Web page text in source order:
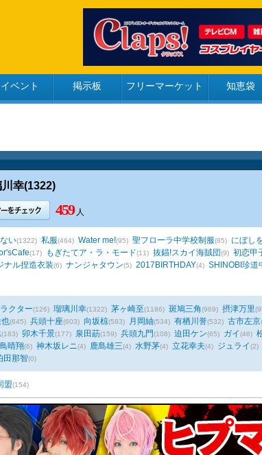
イベント 掲示板 フリーマーケット 知恵袋
幸(1322)
459人
い(1322) 私服(464) Water me!(95) 聖フローラ中学校制服(85) にぼし
(17) もぎたてア・ラ・モード(11) 抜錨!スカイ海賊団(9) 初恋甲
ナル捏造衣装(6) ナンジャタウン(5) 2017BIRTHDAY(4) SHINOBI珍道
クター(126) 瑠璃川幸(1322) 茅ヶ崎至(1186) 斑鳩三角(969) 摂津万里
(645) 兵頭十座(603) 向坂椋(583) 月岡紬(534) 有栖川誉(532) 古市左京
(183) 卯木千景(177) 泉田莇(159) 兵頭九門(108) 迫田ケン(65) ガイ(46)
晴翔(6) 神木坂レニ(4) 鹿島雄三(4) 水野茅(4) 立花幸夫(4) ジュライ(2)
田那智(0)
盟(154)